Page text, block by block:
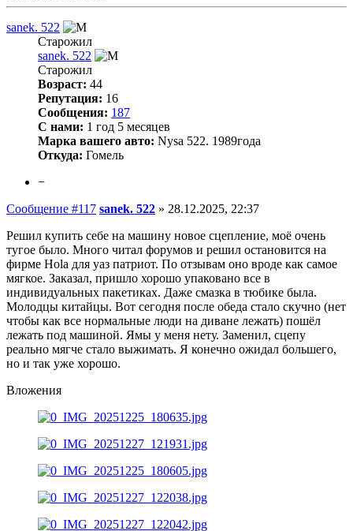
sanek. 522
Старожил
sanek. 522
Старожил
Возраст: 44
Репутация: 16
Сообщения: 187
С нами: 1 год 5 месяцев
Марка вашего авто: Nysa 522. 1989года
Откуда: Гомель
−
Сообщение #117 sanek. 522 » 28.12.2025, 22:37
Решил купить себе на машину новое сцепление, моё очень
тугое было. Много читал форумов и решил остановится на
фирме Hola для уаз патриот. По отзывам оно вроде как самое
мягкое. Заказал, пришло хорошо упаковано все в
индивидуальных пакетиках. Даже смазка в тюбике была.
Молодцы китайцы. Вот сегодня после обеда стало скучно (нет
чтобы как все нормальные люди на диване лежать) пошёл
лежать под машиной. Ямы у меня нету. Заменил, сцепу
реально мягче стало выжимать. Я конечно ожидал большего,
но и так уже хорошо.
Вложения